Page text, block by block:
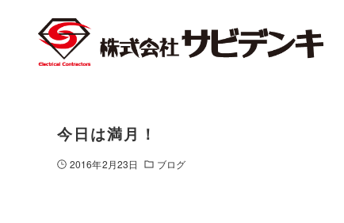
今日は満月！
2016年2月23日 ブログ